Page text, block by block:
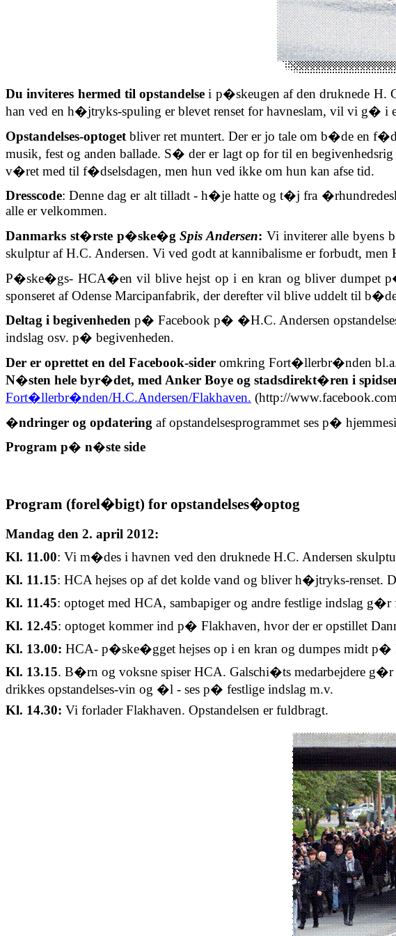
Du inviteres hermed til opstandelse i p�skeugen af den druknede H.
han ved en h�jtryks-spuling er blevet renset for havneslam, vil vi g� i
Opstandelses-optoget bliver ret muntert. Der er jo tale om b�de en
musik, fest og anden ballade. S� der er lagt op for til en
v�ret med til f�dselsdagen, men hun ved ikke om hun kan afse tid.
Dresscode: Denne dag er alt tilladt - h�je hatte og t�j fra
alle er velkommen.
Danmarks st�rste p�ske�gSpis Andersen: Vi inviterer alle
skulptur af H.C. Andersen. Vi ved godt at kannibalisme er forbudt,
P�ske�gs- HCA�en vil blive hejst op i en kran og bliver dumpet
sponseret af Odense Marcipanfabrik, der derefter vil blive uddelt til
Deltag i begivenheden p� Facebook p� �H.C. Andersen
indslag osv. p� begivenheden.
Der er oprettet en del Facebook-sider omkring Fort�llerbr�nden
N�sten hele byr�det, med Anker Boye og stadsdirekt�ren i
Fort�llerbr�nden/H.C.Andersen/Flakhaven. (http://
�ndringer og opdatering af opstandelsesprogrammet ses p�
Program p� n�ste side
Program (forel�bigt) for opstandelses�optog
Mandag den 2. april 2012:
Kl. 11.00: Vi m�des i havnen ved den druknede H.C. Andersen
Kl. 11.15: HCA hejses op af det kolde vand og bliver h�jtryks-renset.
Kl. 11.45: optoget med HCA, sambapiger og andre festlige indslag g�r
Kl. 12.45: optoget kommer ind p� Flakhaven, hvor der er opstillet
Kl. 13.00: HCA- p�ske�gget hejses op i en kran og dumpes midt
Kl. 13.15. B�rn og voksne spiser HCA. Galschi�ts medarbejdere g�r
drikkes opstandelses-vin og �l - ses p� festlige indslag m.v.
Kl. 14.30: Vi forlader Flakhaven. Opstandelsen er fuldbragt.